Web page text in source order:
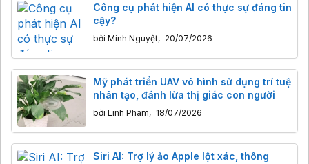
Công cụ phát hiện AI có thực sự đáng tin
cậy?
bởi Minh Nguyệt, 20/07/2026
Mỹ phát triển UAV vô hình sử dụng trí tuệ
nhân tạo, đánh lừa thị giác con người
bởi Linh Pham, 18/07/2026
Siri AI: Trợ lý ảo Apple lột xác, thông